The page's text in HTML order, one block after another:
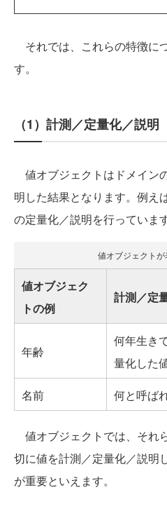
それでは、これらの特徴に
す。
（1）計測／定量化／説明
値オブジェクトはドメイン
明した結果となります。例え
の定量化／説明を行っています
値オブジェクト
値オブジェク
トの例
計測／定
年齢
何年生き
量化した
名前
何と呼ば
値オブジェクトでは、それ
切に値を計測／定量化／説明
が重要といえます。